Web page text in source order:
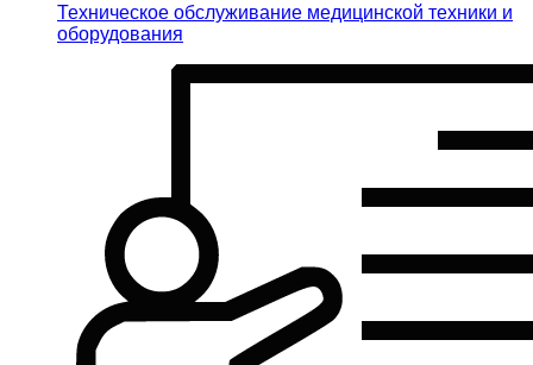
Техническое обслуживание медицинской техники и
оборудования